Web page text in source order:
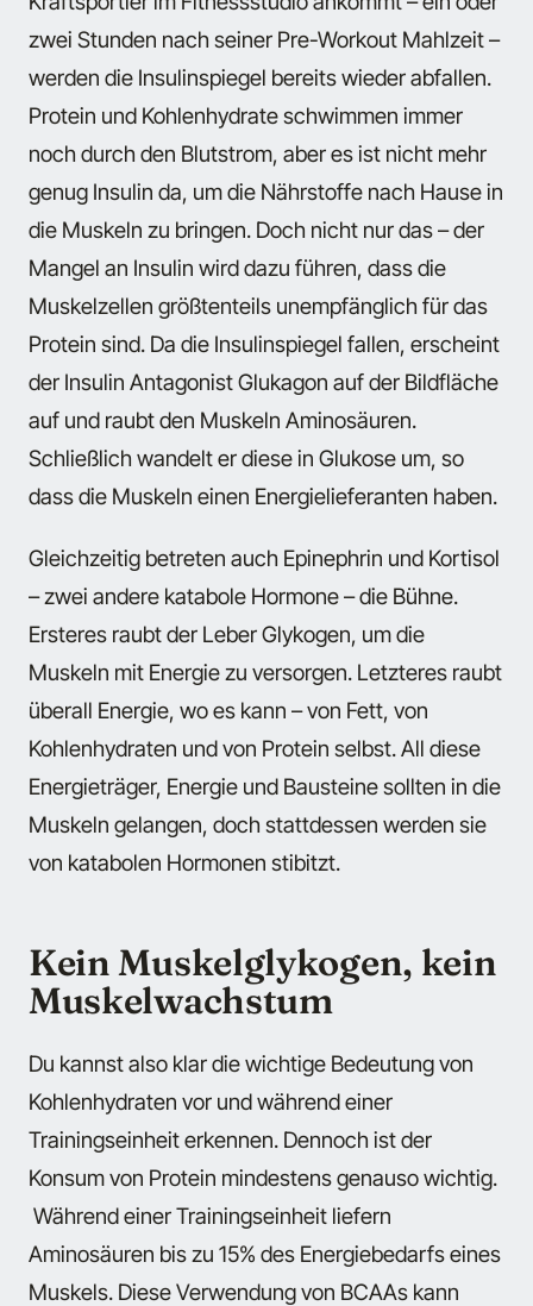
zwei Stunden nach seiner Pre-Workout Mahlzeit –
werden die Insulinspiegel bereits wieder abfallen.
Protein und Kohlenhydrate schwimmen immer
noch durch den Blutstrom, aber es ist nicht mehr
genug Insulin da, um die Nährstoffe nach Hause in
die Muskeln zu bringen. Doch nicht nur das – der
Mangel an Insulin wird dazu führen, dass die
Muskelzellen größtenteils unempfänglich für das
Protein sind. Da die Insulinspiegel fallen, erscheint
der Insulin Antagonist Glukagon auf der Bildfläche
auf und raubt den Muskeln Aminosäuren.
Schließlich wandelt er diese in Glukose um, so
dass die Muskeln einen Energielieferanten haben.
Gleichzeitig betreten auch Epinephrin und Kortisol
– zwei andere katabole Hormone – die Bühne.
Ersteres raubt der Leber Glykogen, um die
Muskeln mit Energie zu versorgen. Letzteres raubt
überall Energie, wo es kann – von Fett, von
Kohlenhydraten und von Protein selbst. All diese
Energieträger, Energie und Bausteine sollten in die
Muskeln gelangen, doch stattdessen werden sie
von katabolen Hormonen stibitzt.
Kein Muskelglykogen, kein
Muskelwachstum
Du kannst also klar die wichtige Bedeutung von
Kohlenhydraten vor und während einer
Trainingseinheit erkennen. Dennoch ist der
Konsum von Protein mindestens genauso wichtig.
Während einer Trainingseinheit liefern
Aminosäuren bis zu 15% des Energiebedarfs eines
Muskels. Diese Verwendung von BCAAs kann